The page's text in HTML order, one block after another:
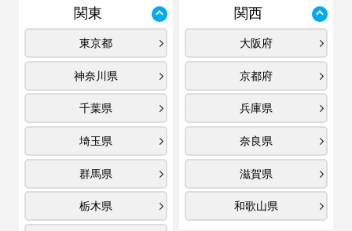
関東
東京都
神奈川県
千葉県
埼玉県
群馬県
栃木県
関西
大阪府
京都府
兵庫県
奈良県
滋賀県
和歌山県